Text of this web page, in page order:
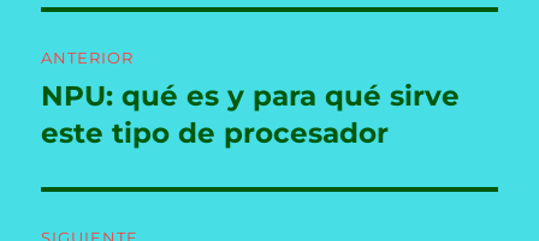
de
entradas
ANTERIOR
Entrada
anterior:
NPU: qué es y para qué sirve
este tipo de procesador